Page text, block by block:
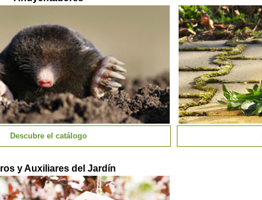
Descubre el catálogo
y Auxiliares del Jardín